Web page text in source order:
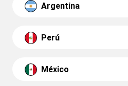
Argentina
Perú
México